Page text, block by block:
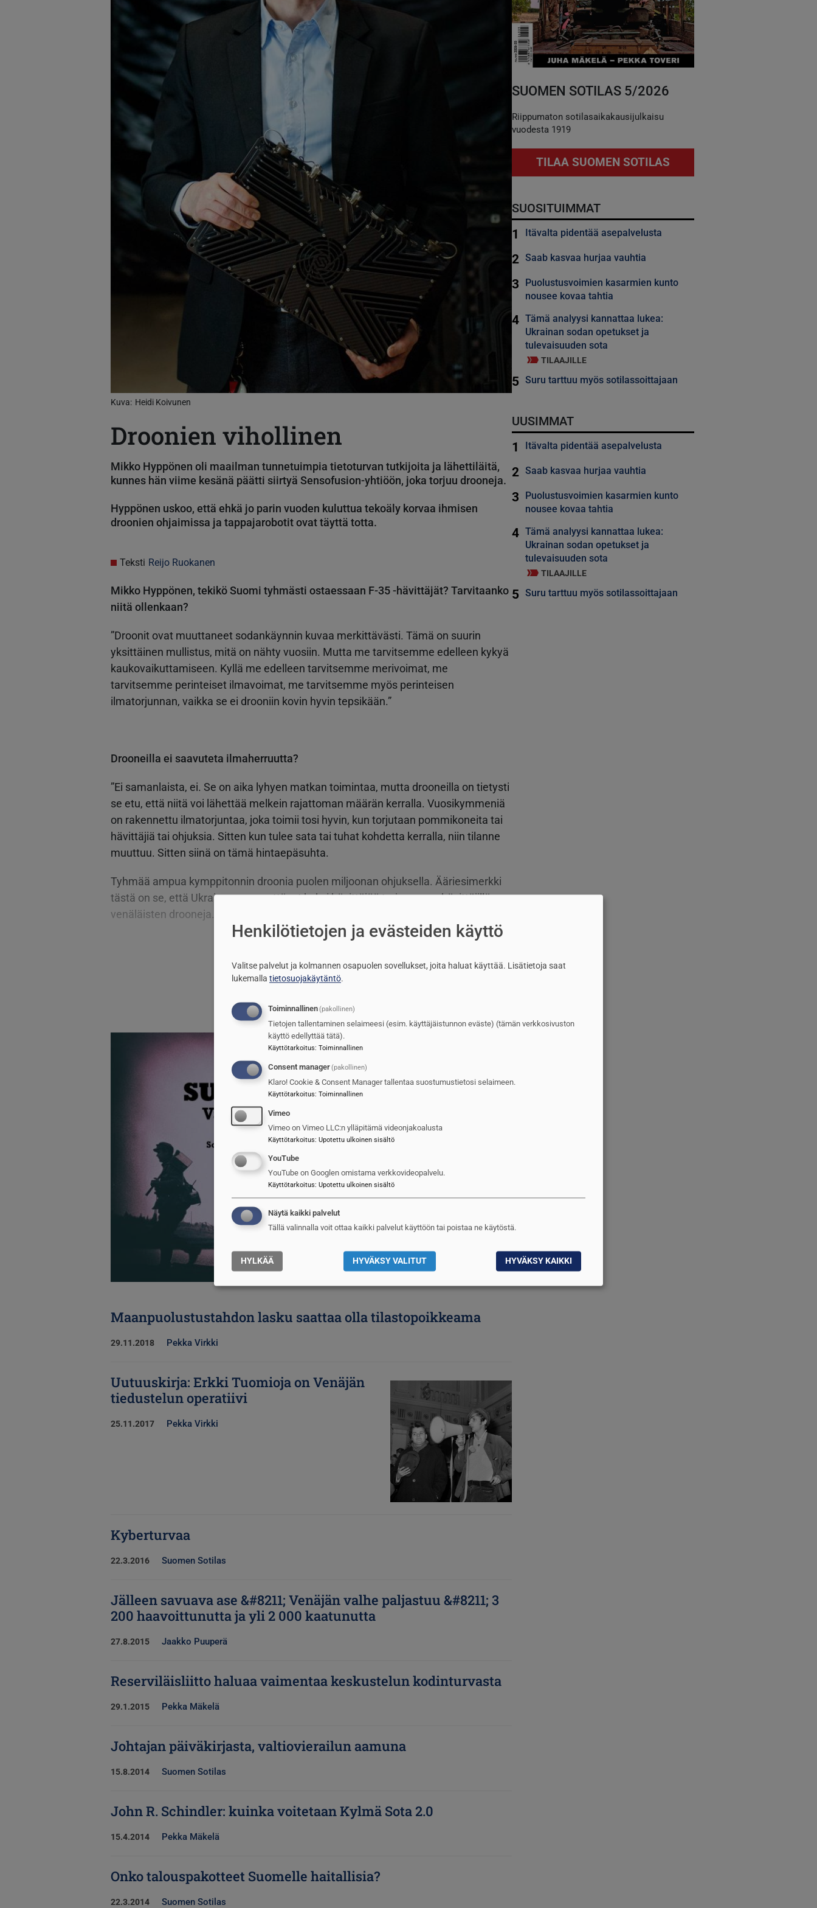
Kuva Heidi Koivunen
Droonien vihollinen
Mikko Hyppönen oli maailman tunnetuimpia tietoturvan tutkijoita ja lähettiläitä,
kunnes hän viime kesänä päätti siirtyä Sensofusion-yhtiöön, joka torjuu drooneja.
Hyppönen uskoo, että ehkä jo parin vuoden kuluttua tekoäly korvaa ihmisen
droonien ohjaimissa ja tappajarobotit ovat täyttä totta.
Teksti Reijo Ruokanen
Mikko Hyppönen, tekikö Suomi tyhmästi ostaessaan F-35 -hävittäjät? Tarvitaanko
niitä ollenkaan?
”Droonit ovat muuttaneet sodankäynnin kuvaa merkittävästi. Tämä on suurin
yksittäinen mullistus, mitä on nähty vuosiin. Mutta me tarvitsemme edelleen kykyä
kaukovaikuttamiseen. Kyllä me edelleen tarvitsemme merivoimat, me
tarvitsemme perinteiset ilmavoimat, me tarvitsemme myös perinteisen
ilmatorjunnan, vaikka se ei drooniin kovin hyvin tepsikään.”
Drooneilla ei saavuteta ilmaherruutta?
”Ei samanlaista, ei. Se on aika lyhyen matkan toimintaa, mutta drooneilla on tietysti
se etu, että niitä voi lähettää melkein rajattoman määrän kerralla. Vuosikymmeniä
on rakennettu ilmatorjuntaa, joka toimii tosi hyvin, kun torjutaan pommikoneita tai
hävittäjiä tai ohjuksia. Sitten kun tulee sata tai tuhat kohdetta kerralla, niin tilanne
muuttuu. Sitten siinä on tämä hintaepäsuhta.
Tyhmää ampua kymppitonnin droonia puolen miljoonan ohjuksella. Ääriesimerkki
tästä on se, että Ukraina on menettänyt kaksi hävittäjää torjuessaan hävittäjillä
venäläisten drooneja. Toisessa menetettiin hävittäjän lisäksi pilotti”
TILAAJILLE
Maanpuolustustahdon lasku saattaa olla tilastopoikkeama
29.11.2018 Pekka Virkki
Kuva
Uutuuskirja: Erkki Tuomioja on Venäjän
tiedustelun operatiivi
25.11.2017 Pekka Virkki
Kyberturvaa
22.3.2016 Suomen Sotilas
Jälleen savuava ase &#8211; Venäjän valhe paljastuu &#8211; 3
200 haavoittunutta ja yli 2 000 kaatunutta
27.8.2015 Jaakko Puuperä
Reserviläisliitto haluaa vaimentaa keskustelun kodinturvasta
29.1.2015 Pekka Mäkelä
Johtajan päiväkirjasta, valtiovierailun aamuna
15.8.2014 Suomen Sotilas
John R. Schindler: kuinka voitetaan Kylmä Sota 2.0
15.4.2014 Pekka Mäkelä
Onko talouspakotteet Suomelle haitallisia?
22.3.2014 Suomen Sotilas
SUOMEN SOTILAS 5/2026
Riippumaton sotilasaikakausijulkaisu
vuodesta 1919
TILAA SUOMEN SOTILAS
SUOSITUIMMAT
1 Itävalta pidentää asepalvelusta
2 Saab kasvaa hurjaa vauhtia
3
Puolustusvoimien kasarmien kunto
nousee kovaa tahtia
4 Tämä analyysi kannattaa lukea:
Ukrainan sodan opetukset ja
tulevaisuuden sota
TILAAJILLE
5 Suru tarttuu myös sotilassoittajaan
UUSIMMAT
1 Itävalta pidentää asepalvelusta
2 Saab kasvaa hurjaa vauhtia
3
Puolustusvoimien kasarmien kunto
nousee kovaa tahtia
4 Tämä analyysi kannattaa lukea:
Ukrainan sodan opetukset ja
tulevaisuuden sota
TILAAJILLE
5 Suru tarttuu myös sotilassoittajaan
Henkilötietojen ja evästeiden käyttö
Valitse palvelut ja kolmannen osapuolen sovellukset, joita haluat käyttää. Lisätietoja saat
lukemalla tietosuojakäytäntö.
Toiminnallinen(pakollinen)
Tietojen tallentaminen selaimeesi (esim. käyttäjäistunnon eväste) (tämän verkkosivuston
käyttö edellyttää tätä).
Käyttötarkoitus: Toiminnallinen
Consent manager(pakollinen)
Klaro! Cookie & Consent Manager tallentaa suostumustietosi selaimeen.
Käyttötarkoitus: Toiminnallinen
Vimeo
Vimeo on Vimeo LLC:n ylläpitämä videonjakoalusta
Käyttötarkoitus: Upotettu ulkoinen sisältö
YouTube
YouTube on Googlen omistama verkkovideopalvelu.
Käyttötarkoitus: Upotettu ulkoinen sisältö
Näytä kaikki palvelut
Tällä valinnalla voit ottaa kaikki palvelut käyttöön tai poistaa ne käytöstä.
HYLKÄÄ HYVÄKSY VALITUT HYVÄKSY KAIKKI